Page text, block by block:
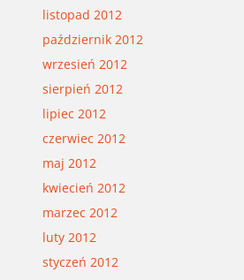
listopad 2012
październik 2012
wrzesień 2012
sierpień 2012
lipiec 2012
czerwiec 2012
maj 2012
kwiecień 2012
marzec 2012
luty 2012
styczeń 2012